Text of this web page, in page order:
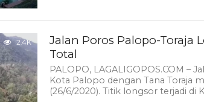
2.4K
Jalan Poros Palopo-Toraja
Total
PALOPO, LAGALIGOPOS.COM –
Kota Palopo dengan Tana Toraja
(26/6/2020). Titik longsor terjadi di